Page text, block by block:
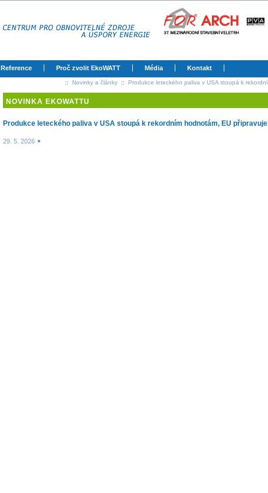
Reference Proč zvolit EkoWATT Média Kontakt
:: Novinky a články :: Produkce leteckého paliva v USA stoupá k
NOVINKA EKOWATTU
Produkce leteckého paliva v USA stoupá k rekordním hodnotám, EU
29. 5. 2026